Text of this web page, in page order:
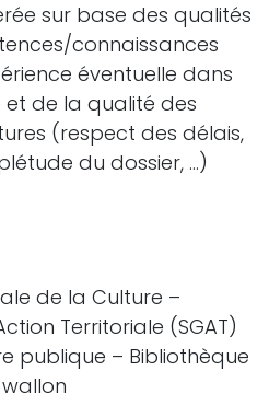
sur base des qualités
connaissances
éventuelle dans
et de la qualité des
(respect des délais,
du dossier, …)
de la Culture –
Territoriale (SGAT)
publique – Bibliothèque